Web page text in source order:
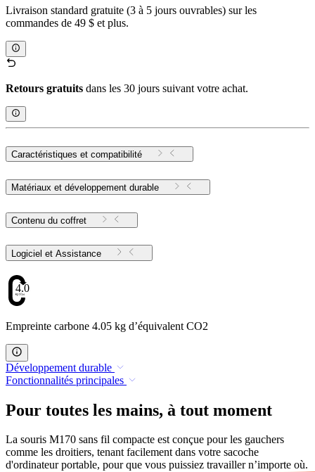
Livraison standard gratuite (3 à 5 jours ouvrables) sur les
commandes de 49 $ et plus.
Retours gratuits dans les 30 jours suivant votre achat.
Caractéristiques et compatibilité
Matériaux et développement durable
Contenu du coffret
Logiciel et Assistance
4.05
Empreinte carbone 4.05 kg d’équivalent CO2
Développement durable
Fonctionnalités principales
Pour toutes les mains, à tout moment
La souris M170 sans fil compacte est conçue pour les gauchers
comme les droitiers, tenant facilement dans votre sacoche
d'ordinateur portable, pour que vous puissiez travailler n’importe où.